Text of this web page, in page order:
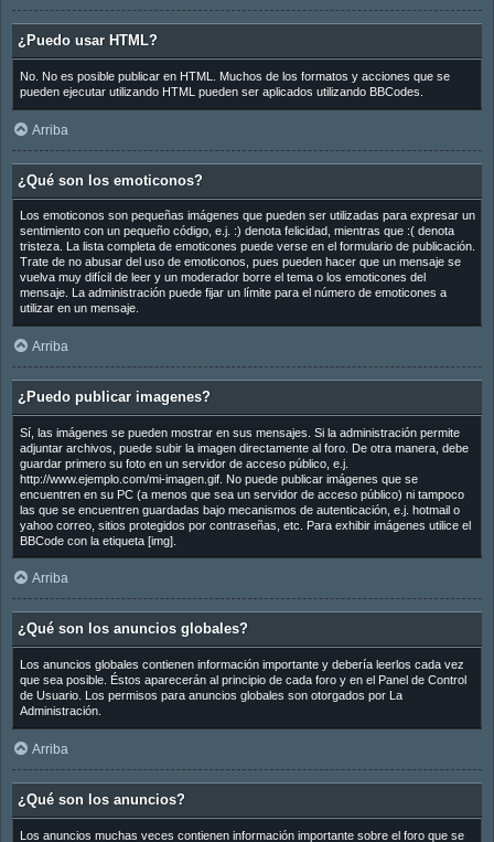
¿Puedo usar HTML?
No. No es posible publicar en HTML. Muchos de los formatos y acciones que se
pueden ejecutar utilizando HTML pueden ser aplicados utilizando BBCodes.
Arriba
¿Qué son los emoticonos?
Los emoticonos son pequeñas imágenes que pueden ser utilizadas para expresar un
sentimiento con un pequeño código, e.j. :) denota felicidad, mientras que :( denota
tristeza. La lista completa de emoticones puede verse en el formulario de publicación.
Trate de no abusar del uso de emoticonos, pues pueden hacer que un mensaje se
vuelva muy difícil de leer y un moderador borre el tema o los emoticones del
mensaje. La administración puede fijar un límite para el número de emoticones a
utilizar en un mensaje.
Arriba
¿Puedo publicar imagenes?
Sí, las imágenes se pueden mostrar en sus mensajes. Si la administración permite
adjuntar archivos, puede subir la imagen directamente al foro. De otra manera, debe
guardar primero su foto en un servidor de acceso público, e.j.
http://www.ejemplo.com/mi-imagen.gif. No puede publicar imágenes que se
encuentren en su PC (a menos que sea un servidor de acceso público) ni tampoco
las que se encuentren guardadas bajo mecanismos de autenticación, e.j. hotmail o
yahoo correo, sitios protegidos por contraseñas, etc. Para exhibir imágenes utilice el
BBCode con la etiqueta [img].
Arriba
¿Qué son los anuncios globales?
Los anuncios globales contienen información importante y debería leerlos cada vez
que sea posible. Éstos aparecerán al principio de cada foro y en el Panel de Control
de Usuario. Los permisos para anuncios globales son otorgados por La
Administración.
Arriba
¿Qué son los anuncios?
Los anuncios muchas veces contienen información importante sobre el foro que se